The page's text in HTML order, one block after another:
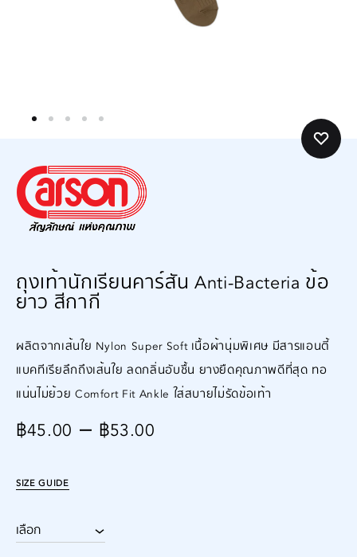
ถุงเท้านักเรียนคาร์สัน Anti-Bacteria ข้อ
ยาว สีกากี
ผลิตจากเส้นใย Nylon Super Soft เนื้อผ้านุ่มพิเศษ มีสารแอนตี้
แบคทีเรียลึกถึงเส้นใย ลดกลิ่นอับชื้น ยางยืดคุณภาพดีที่สุด ทอ
แน่นไม่ย้วย Comfort Fit Ankle ใส่สบายไม่รัดข้อเท้า
฿45.00 – ฿53.00
SIZE GUIDE